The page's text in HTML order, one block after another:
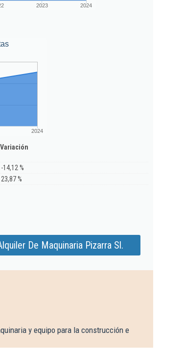
2023 2024
2024
Variación
-14,12 %
23,87 %
De Maquinaria Pizarra Sl.
y equipo para la construcción e